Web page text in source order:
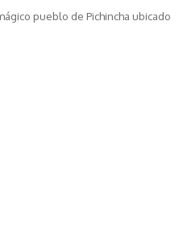
pueblo de Pichincha ubicado